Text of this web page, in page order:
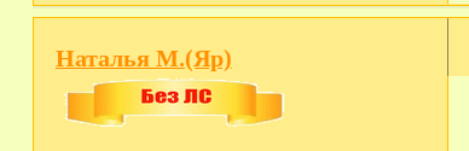
Наталья М.(Яр)